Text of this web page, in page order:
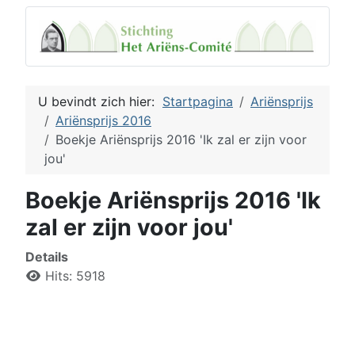
U bevindt zich hier: Startpagina
Ariënsprijs
Ariënsprijs 2016
Boekje Ariënsprijs 2016 'Ik zal er zijn voor
jou'
Boekje Ariënsprijs 2016 'Ik
zal er zijn voor jou'
Details
Hits: 5918